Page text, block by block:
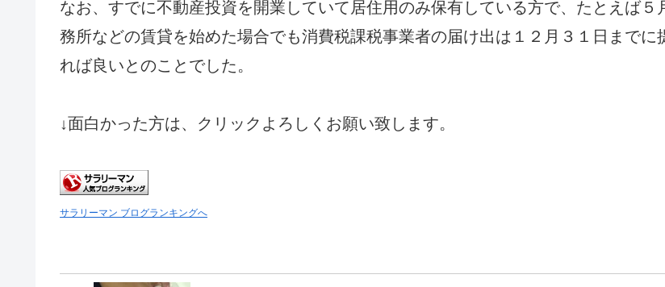
なお、すでに不動産投資を開業していて居住用のみ保有している方で、たとえば５
務所などの賃貸を始めた場合でも消費税課税事業者の届け出は１２月３１日までに
れば良いとのことでした。
↓面白かった方は、クリックよろしくお願い致します。
サラリーマン ブログランキングへ